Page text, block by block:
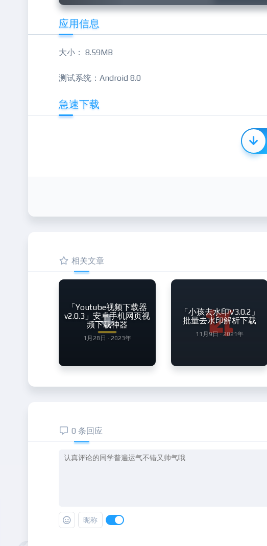
应用信息
大小： 8.59MB
测试系统：Android 8.0
急速下载
相关文章
「Youtube视频下载器
v2.0.3」安卓手机网页视
频下载神器
1月28日 · 2023年
「小孩去水印V3.0.2」
批量去水印解析下载
11月9日 · 2021年
0 条回应
昵称